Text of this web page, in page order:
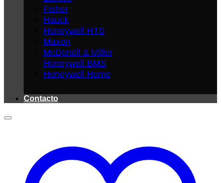
Fisher
Hauck
Honeywell HTS
Maxon
McDonell & Miller
Honeywell BMS
Honeywell Home
Contacto